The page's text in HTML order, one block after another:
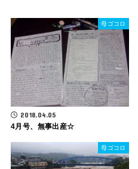
母ゴコロ
2018.04.05
4月号、無事出産☆
母ゴコロ